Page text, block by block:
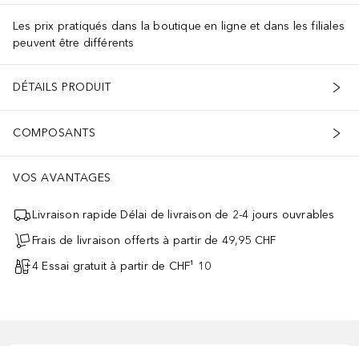
Les prix pratiqués dans la boutique en ligne et dans les filiales
peuvent être différents
DÉTAILS PRODUIT
COMPOSANTS
VOS AVANTAGES
Livraison rapide Délai de livraison de 2-4 jours ouvrables
Frais de livraison offerts à partir de 49,95 CHF
4 Essai gratuit à partir de CHF¹ 10